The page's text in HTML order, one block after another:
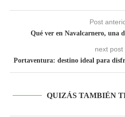
Post
Qué ver en Navalcarnero, una
next post
Portaventura: destino ideal para
QUIZÁS TAMBIÉN